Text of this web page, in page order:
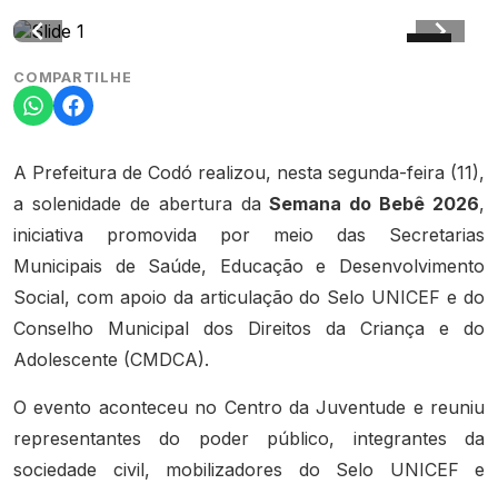
COMPARTILHE
A Prefeitura de Codó realizou, nesta segunda-feira (11),
a solenidade de abertura daSemana do Bebê 2026,
iniciativa promovida por meio das Secretarias
Municipais de Saúde, Educação e Desenvolvimento
Social, com apoio da articulação do Selo UNICEF e do
Conselho Municipal dos Direitos da Criança e do
Adolescente (CMDCA).
O evento aconteceu no Centro da Juventude e reuniu
representantes do poder público, integrantes da
sociedade civil, mobilizadores do Selo UNICEF e